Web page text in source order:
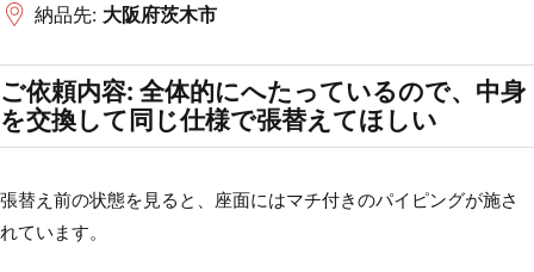
納品先: 大阪府茨木市
ご依頼内容: 全体的にへたっているので、中身
を交換して同じ仕様で張替えてほしい
張替え前の状態を見ると、座面にはマチ付きのパイピングが施さ
れています。